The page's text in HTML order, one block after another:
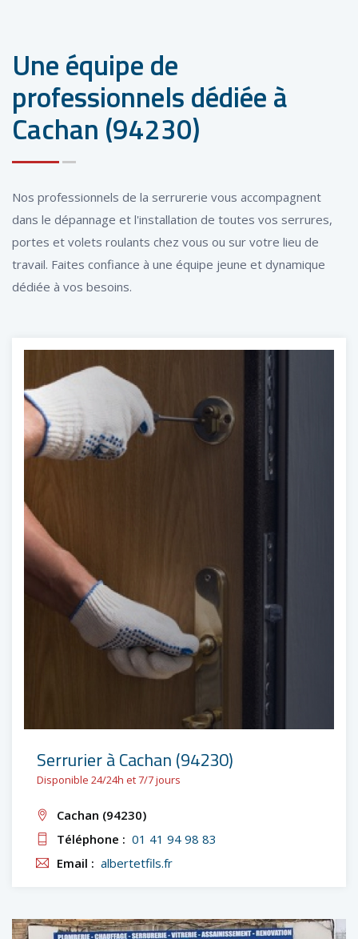
Une équipe de
professionnels dédiée à
Cachan (94230)
Nos professionnels de la serrurerie vous accompagnent
dans le dépannage et l'installation de toutes vos serrures,
portes et volets roulants chez vous ou sur votre lieu de
travail. Faites confiance à une équipe jeune et dynamique
dédiée à vos besoins.
Serrurier à Cachan (94230)
Disponible 24/24h et 7/7 jours
Cachan (94230)
Téléphone : 01 41 94 98 83
Email : albertetfils.fr